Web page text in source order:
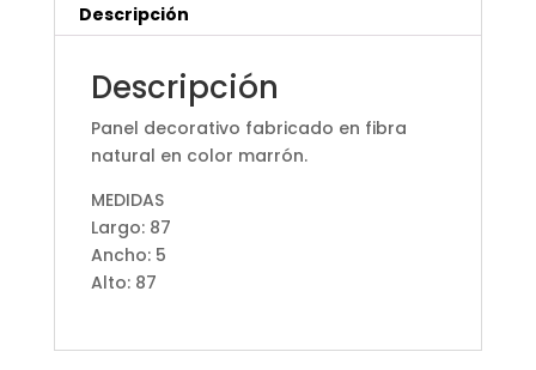
Descripción
Descripción
Panel decorativo fabricado en fibra
natural en color marrón.
MEDIDAS
Largo: 87
Ancho: 5
Alto: 87